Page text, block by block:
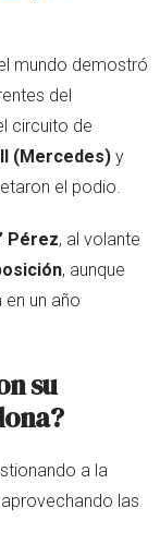
mundo demostró
del
circuito de
(Mercedes) y
el podio.
Pérez, al volante
, aunque
un año
su
a la
las